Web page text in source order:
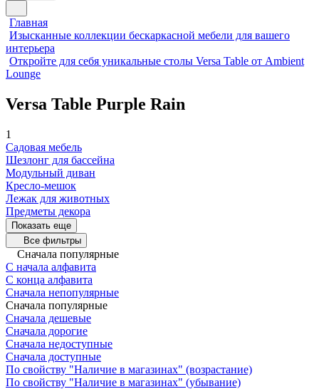
Главная
Изысканные коллекции бескаркасной мебели для вашего
интерьера
Откройте для себя уникальные столы Versa Table от Ambient
Lounge
Versa Table Purple Rain
1
Садовая мебель
Шезлонг для бассейна
Модульный диван
Кресло-мешок
Лежак для животных
Предметы декора
Показать еще
Все фильтры
Сначала популярные
С начала алфавита
С конца алфавита
Сначала непопулярные
Сначала популярные
Сначала дешевые
Сначала дорогие
Сначала недоступные
Сначала доступные
По свойству "Наличие в магазинах" (возрастание)
По свойству "Наличие в магазинах" (убывание)